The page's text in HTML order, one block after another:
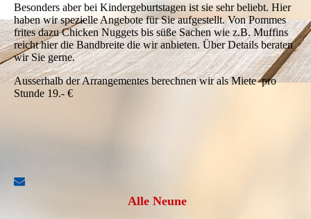
Besonders aber bei Kindergeburtstagen ist sie sehr beliebt. Hier
haben wir spezielle Angebote für Sie aufgestellt. Von Pommes
frites dazu Chicken Nuggets bis süße Sachen wie z.B. Muffins
reicht hier die Bandbreite die wir anbieten. Über Details beraten
wir Sie gerne.
Ausserhalb der Arrangementes berechnen wir als Miete pro
Stunde 19.- €
Alle Neune